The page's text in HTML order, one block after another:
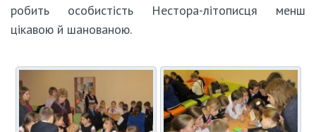
робить особистість Нестора-літописця менш
цікавою й шанованою.